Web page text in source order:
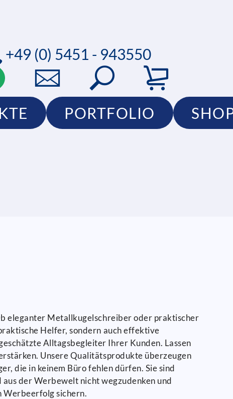
PORTFOLIO
+49 (0) 5451 - 943550
eleganter Metallkugelschreiber oder praktischer
Helfer, sondern auch effektive
Alltagsbegleiter Ihrer Kunden. Lassen
Unsere Qualitätsprodukte überzeugen
die in keinem Büro fehlen dürfen. Sie sind
der Werbewelt nicht wegzudenken und
Werbeerfolg sichern.